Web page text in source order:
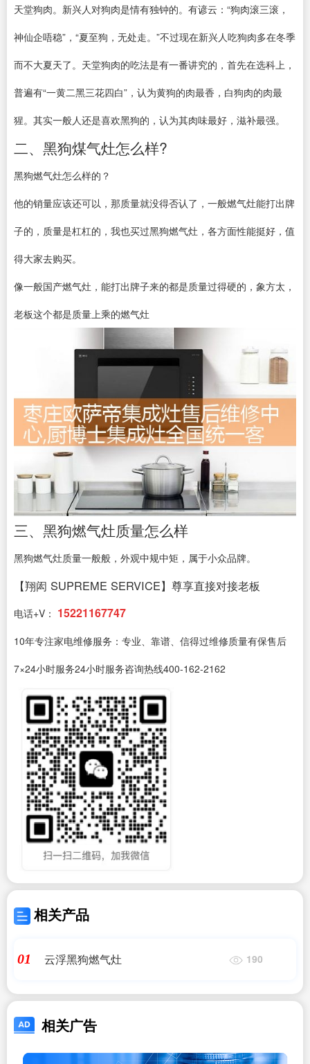
天堂狗肉。新兴人对狗肉是情有独钟的。有谚云：“狗肉滚三滚，
神仙企唔稳”，“夏至狗，无处走。”不过现在新兴人吃狗肉多在冬季
而不大夏天了。天堂狗肉的吃法是有一番讲究的，首先在选科上，
普遍有“一黄二黑三花四白”，认为黄狗的肉最香，白狗肉的肉最
猩。其实一般人还是喜欢黑狗的，认为其肉味最好，滋补最强。
二、黑狗煤气灶怎么样?
黑狗燃气灶怎么样的？
他的销量应该还可以，那质量就没得否认了，一般燃气灶能打出牌
子的，质量是杠杠的，我也买过黑狗燃气灶，各方面性能挺好，值
得大家去购买。
像一般国产燃气灶，能打出牌子来的都是质量过得硬的，象方太，
老板这个都是质量上乘的燃气灶
三、黑狗燃气灶质量怎么样
黑狗燃气灶质量一般般，外观中规中矩，属于小众品牌。
【翔闳 SUPREME SERVICE】尊享直接对接老板
电话+V： 15221167747
10年专注家电维修服务：专业、靠谱、信得过维修质量有保售后
7×24小时服务24小时服务咨询热线400-162-2162
相关产品
01 云浮黑狗燃气灶 190
相关广告